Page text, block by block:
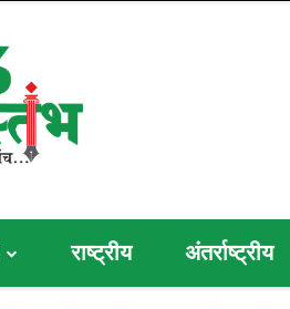
राष्ट्रीय अंतर्राष्ट्रीय